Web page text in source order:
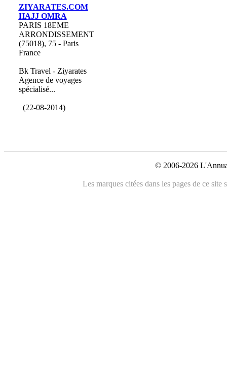
ZIYARATES.COM
HAJJ OMRA
PARIS 18EME
ARRONDISSEMENT
(75018), 75 - Paris
France
Bk Travel - Ziyarates
Agence de voyages
spécialisé...
(22-08-2014)
© 2006-2026
Les marques citées dans les pages de ce